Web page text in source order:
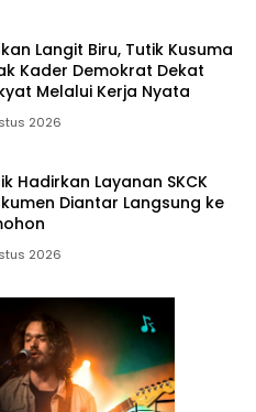
Langit Biru, Tutik Kusuma
Kader Demokrat Dekat
Melalui Kerja Nyata
2026
Hadirkan Layanan SKCK
Diantar Langsung ke
2026